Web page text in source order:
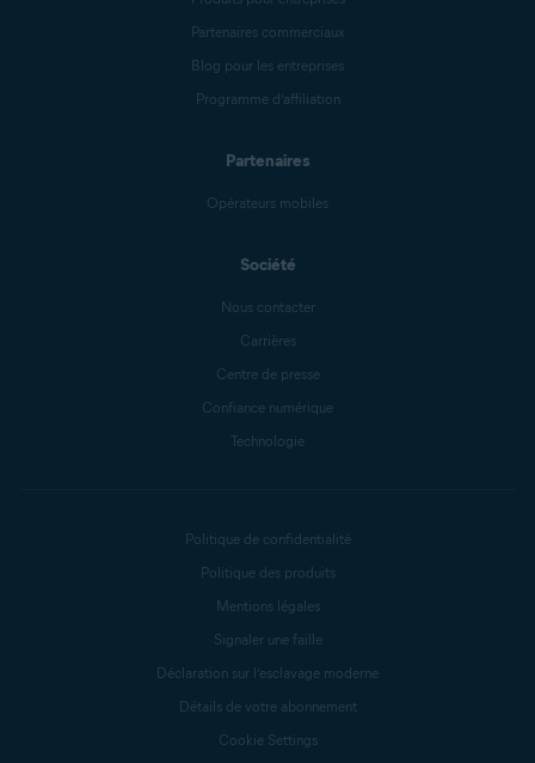
Partenaires commerciaux
Blog pour les entreprises
Programme d’affiliation
Partenaires
Opérateurs mobiles
Société
Nous contacter
Carrières
Centre de presse
Confiance numérique
Technologie
Politique de confidentialité
Politique des produits
Mentions légales
Signaler une faille
Déclaration sur l’esclavage moderne
Détails de votre abonnement
Cookie Settings